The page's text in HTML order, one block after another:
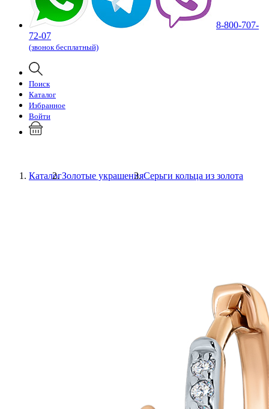
8-800-707-
72-07
(звонок бесплатный)
Поиск
Каталог
Избранное
Войти
КаталогЗолотые украшенияСерьги кольца из золота